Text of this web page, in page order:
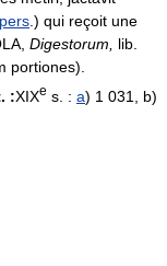
pers .) qui reçoit une
Digestorum, lib.
portiones).
:XIXe s. : a) 1 031, b)